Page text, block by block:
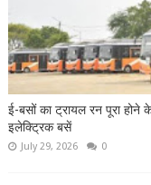
ई-बसों का ट्रायल रन पूरा
इलेक्ट्रिक बसें
July 29, 2026 0